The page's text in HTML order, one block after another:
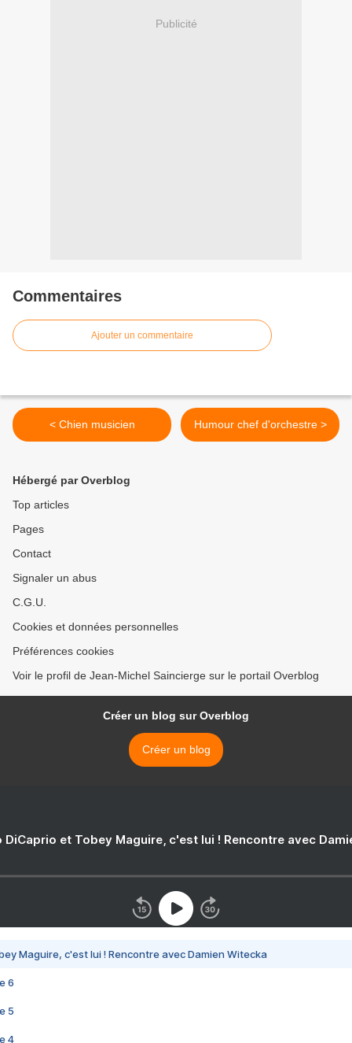
Publicité
Commentaires
Ajouter un commentaire
< Chien musicien Humour chef d'orchestre >
Hébergé par Overblog
Top articles
Pages
Contact
Signaler un abus
C.G.U.
Cookies et données personnelles
Préférences cookies
Voir le profil de Jean-Michel Saincierge sur le portail Overblog
Créer un blog sur Overblog
Créer un blog
DiCaprio et Tobey Maguire, c'est lui ! Rencontre avec
Maguire, c'est lui ! Rencontre avec Damien Witecka
6
5
4